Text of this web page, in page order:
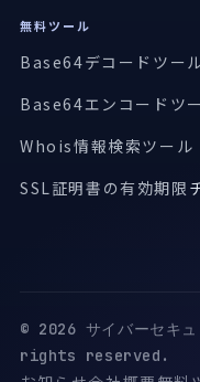
無料ツール
Base64デコードツー
Base64エンコードツ
Whois情報検索ツール
SSL証明書の有効期限
© 2026 サイバーセキ
rights reserved.